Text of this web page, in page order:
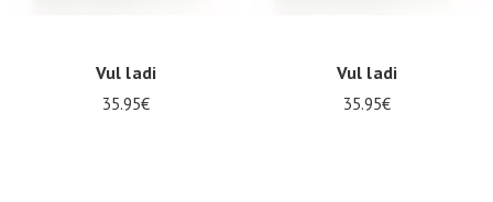
Vul ladi
35.95€
Vul ladi
35.95€